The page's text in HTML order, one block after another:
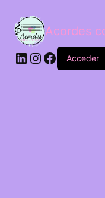
Acordes
Acceder